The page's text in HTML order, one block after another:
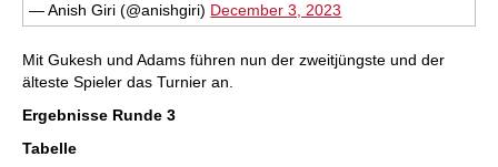
— Anish Giri (@anishgiri) December 3, 2023
Mit Gukesh und Adams führen nun der zweitjüngste und der
älteste Spieler das Turnier an.
Ergebnisse Runde 3
Tabelle